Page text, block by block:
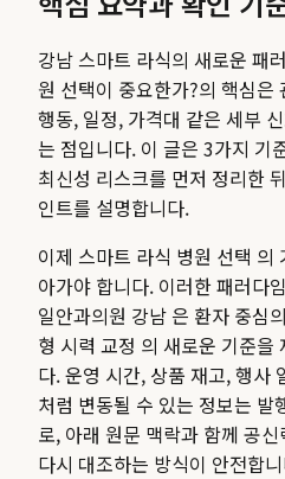
강남 스마트 라식의 새로운 패
원 선택이 중요한가?의 핵심은
행동, 일정, 가격대 같은 세부
는 점입니다. 이 글은 3가지 기
최신성 리스크를 먼저 정리한
인트를 설명합니다.
이제 스마트 라식 병원 선택 의
아가야 합니다. 이러한 패러다
일안과의원 강남 은 환자 중심
형 시력 교정 의 새로운 기준을
다.운영 시간, 상품 재고, 행사
처럼 변동될 수 있는 정보는 발
로, 아래 원문 맥락과 함께 공
다시 대조하는 방식이 안전합